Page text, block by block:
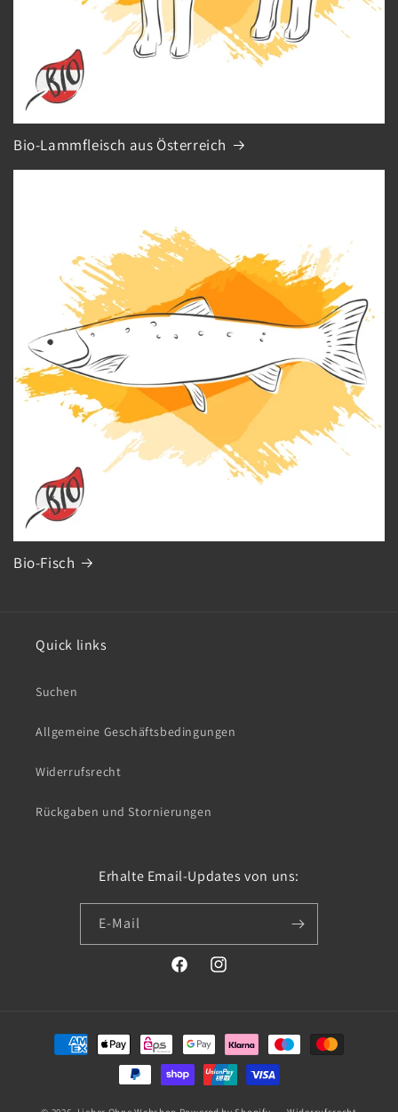
Bio-Lammfleisch aus Österreich
Bio-Fisch
Quick links
Suchen
Allgemeine Geschäftsbedingungen
Widerrufsrecht
Rückgaben und Stornierungen
Erhalte Email-Updates von uns:
E-Mail
FacebookInstagram
Zahlungsmethoden